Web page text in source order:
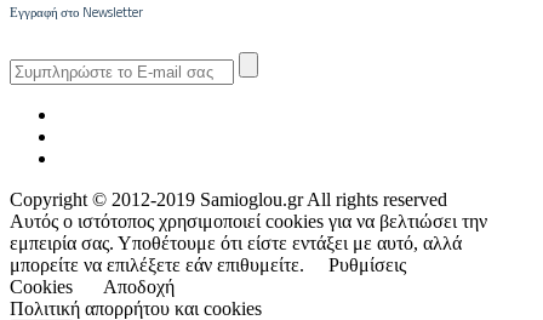
Εγγραφή στο Newsletter
Copyright © 2012-2019 Samioglou.gr All rights reserved
Αυτός ο ιστότοπος χρησιμοποιεί cookies για να βελτιώσει την
εμπειρία σας. Υποθέτουμε ότι είστε εντάξει με αυτό, αλλά
μπορείτε να επιλέξετε εάν επιθυμείτε.
Ρυθμίσεις
Cookies
Αποδοχή
Πολιτική απορρήτου και cookies